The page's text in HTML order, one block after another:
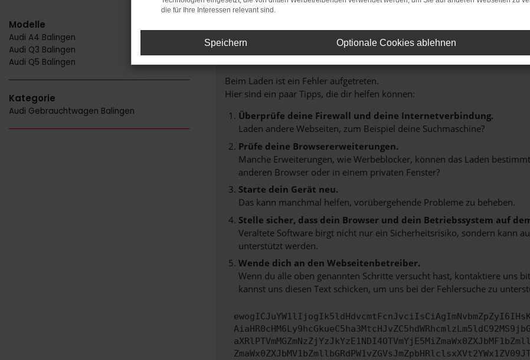
Modelle
Audi A4 Balingen
Audi Q3 Balingen
Audi Q5 Balingen
Kategorie
Audi Gebrauchtwagen Balingen
FEHLER: NETWORK ERROR
Beim Laden ist ein Fehler aufgetreten.
Hier sind ein paar Tipps, die dir helfen können:
Überprüfe deine Firewall und deine Internetverbindung.
Laden andere Webseiten, zum Beispiel deine Suchmaschine?
Prüfe deine Browsererweiterungen.
Manche Erweiterungen, wie Werbeblocker, können das Laden
anderen Browser oder in einem privaten Fenster?
Starte dein Gerät neu.
Das kann manchmal helfen, vorübergehende Probleme zu beheben.
Stelle sicher, dass dein Browser und dein Betriebssystem auf
Veraltete Software birgt nicht nur ein Sicherheitsrisiko, sondern kann
unterstützt werden.
Wende dich an den Webseitenbetreiber.
Wenn du alle oben genannten Schritte versucht hast, kontaktiere uns
kannst uns diesen Text schicken, um uns bei der Fehlersuche zu
die für Ihre Interessen relevant sind.
Speichern Optionale Cookies ablehnen